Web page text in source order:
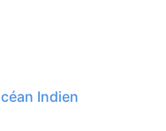
Indien